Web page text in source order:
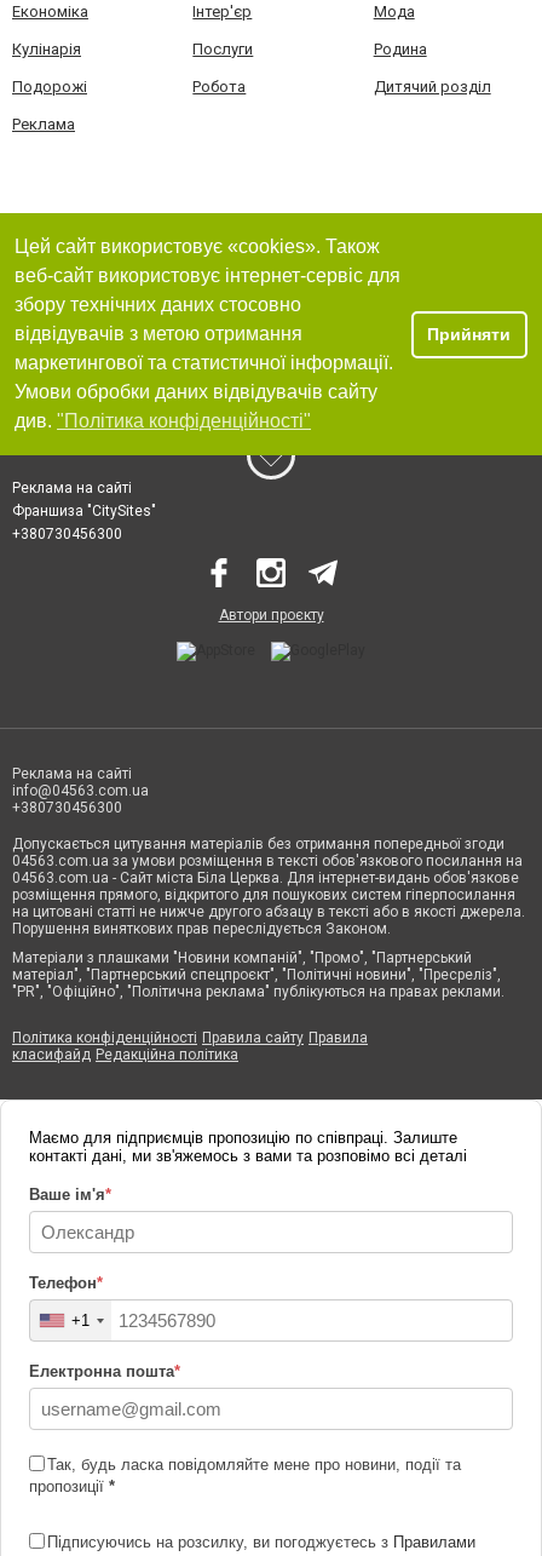
Економіка Інтер'єр Мода
Кулінарія Послуги Родина
Подорожі Робота Дитячий розділ
Реклама
Цей сайт використовує «cookies». Також
веб-сайт використовує інтернет-сервіс для
збору технічних даних стосовно
відвідувачів з метою отримання
маркетингової та статистичної інформації.
Умови обробки даних відвідувачів сайту
див. "Політика конфіденційності"
Прийняти
Реклама на сайті
Франшиза "CitySites"
+380730456300
Автори проєкту
Реклама на сайті
info@04563.com.ua
+380730456300
Допускається цитування матеріалів без отримання попередньої згоди
04563.com.ua за умови розміщення в тексті обов'язкового посилання на
04563.com.ua - Сайт міста Біла Церква. Для інтернет-видань обов'язкове
розміщення прямого, відкритого для пошукових систем гіперпосилання
на цитовані статті не нижче другого абзацу в тексті або в якості джерела.
Порушення виняткових прав переслідується Законом.
Матеріали з плашками "Новини компаній", "Промо", "Партнерський
матеріал", "Партнерський спецпроєкт", "Політичні новини", "Пресреліз",
"PR", "Офіційно", "Політична реклама" публікуються на правах реклами.
Політика конфіденційності Правила сайту Правила
класифайд Редакційна політика
Маємо для підприємців пропозицію по співпраці. Залиште
контакті дані, ми зв'яжемось з вами та розповімо всі деталі
Ваше ім'я*
Телефон*
+1
Електронна пошта*
Так, будь ласка повідомляйте мене про новини, події та
пропозиції *
Підписуючись на розсилку, ви погоджуєтесь з Правилами